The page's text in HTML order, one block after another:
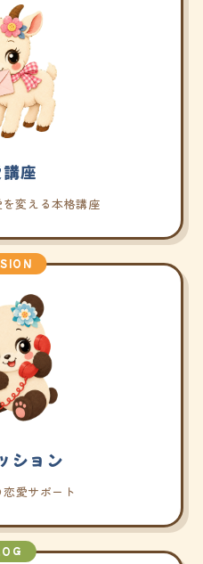
座
変える本格講座
ション
愛サポート